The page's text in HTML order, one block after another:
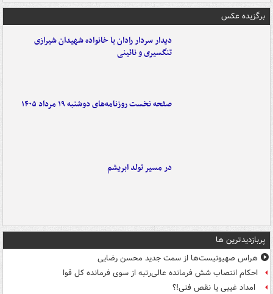
برگزیده عکس
دیدار سردار رادان با خانواده‌ شهیدان شیرازی
تنگسیری و نائینی
صفحه نخست روزنامه‌های دوشنبه ۱۹ مرداد ۱۴۰۵
در مسیر تولد ابریشم
پربازدیدترین ها
هراس صهیونیست‌ها از سمت جدید محسن رضایی
احکام انتصاب شش فرمانده عالی‌رتبه از سوی فرمانده کل قوا
امداد غیبی یا نقص فنی!؟